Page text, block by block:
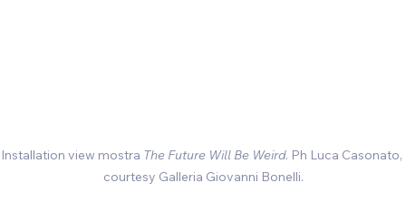
Installation view mostra The Future Will Be Weird. Ph Luca Casonato,
courtesy Galleria Giovanni Bonelli.